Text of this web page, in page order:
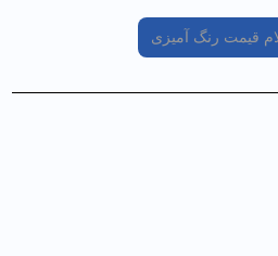
قیمت رنگ آمیزی